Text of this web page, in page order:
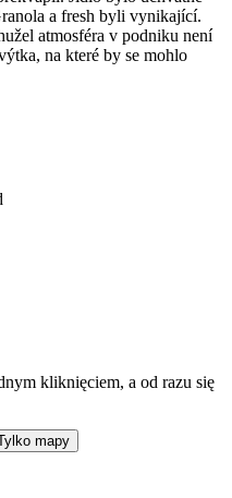
a fresh byli vynikající.
atmosféra v podniku není
na které by se mohlo
kliknięciem, a od razu się
mapy